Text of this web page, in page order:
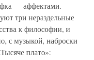
— аффектами.
три нераздельные
к философии, и
с музыкой, наброски
плато»: